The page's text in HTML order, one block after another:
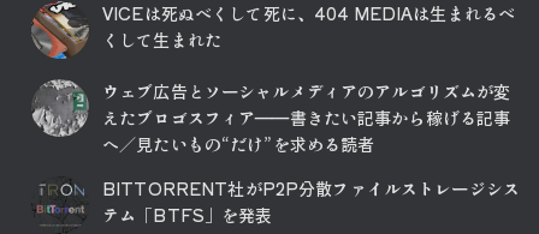
VICEは死ぬべくして死に、404 MEDIAは生まれるべ
くして生まれた
ウェブ広告とソーシャルメディアのアルゴリズムが変
えたブロゴスフィア――書きたい記事から稼げる記事
へ／見たいもの“だけ”を求める読者
BITTORRENT社がP2P分散ファイルストレージシス
テム「BTFS」を発表